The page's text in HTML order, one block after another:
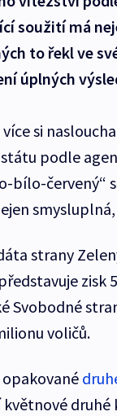
soužití má
to řekl ve
úplných
si
podle
bílo-červený“
strany
zisk
Svobodné
voličů.
druhé